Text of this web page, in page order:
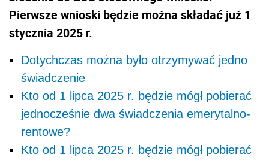
Pierwsze wnioski będzie można składać już 1
stycznia 2025 r.
Dotychczas można było otrzymywać jedno
świadczenie
Kto od 1 lipca 2025 r. będzie mógł pobierać
jednocześnie dwa świadczenia emerytalno-
rentowe?
Kto od 1 lipca 2025 r. będzie mógł pobierać